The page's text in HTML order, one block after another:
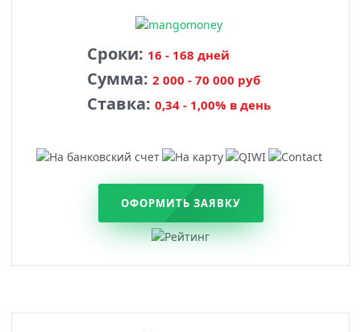
Сроки: 16 - 168 дней
Сумма: 2 000 - 70 000 руб
Ставка: 0,34 - 1,00% в день
ОФОРМИТЬ ЗАЯВКУ